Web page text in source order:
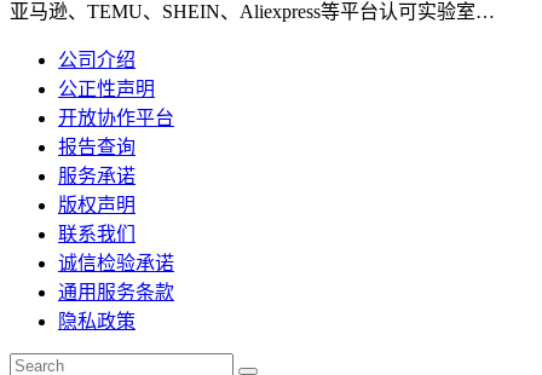
亚马逊、TEMU、SHEIN、Aliexpress等平台认可实验室…
公司介绍
公正性声明
开放协作平台
报告查询
服务承诺
版权声明
联系我们
诚信检验承诺
通用服务条款
隐私政策